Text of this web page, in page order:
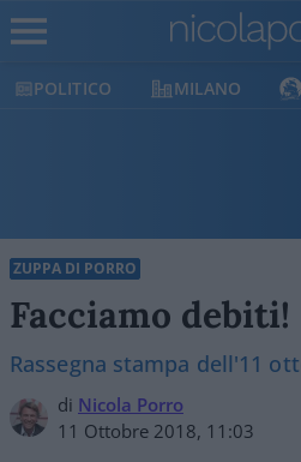
POLITICO MILANO
ZUPPA DI PORRO
Facciamo debiti!
Rassegna stampa dell'11
di Nicola Porro
11 Ottobre 2018, 11:03